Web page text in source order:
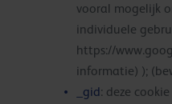
vooral mogelijk
individuele
https://
informatie) );
_gid: deze